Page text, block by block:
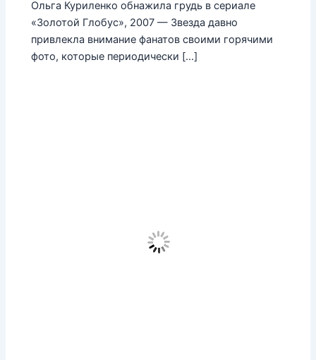
Ольга Куриленко обнажила грудь в сериале
«Золотой Глобус», 2007 — Звезда давно
привлекла внимание фанатов своими горячими
фото, которые периодически […]